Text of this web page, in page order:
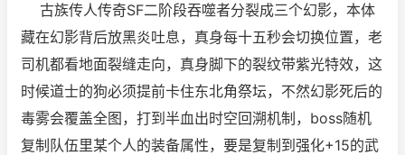
古族传人传奇SF二阶段吞噬者分裂成三个幻影，本体
藏在幻影背后放黑炎吐息，真身每十五秒会切换位置，老
司机都看地面裂缝走向，真身脚下的裂纹带紫光特效，这
时候道士的狗必须提前卡住东北角祭坛，不然幻影死后的
毒雾会覆盖全图，打到半血出时空回溯机制，boss随机
复制队伍里某个人的装备属性，要是复制到强化+15的武